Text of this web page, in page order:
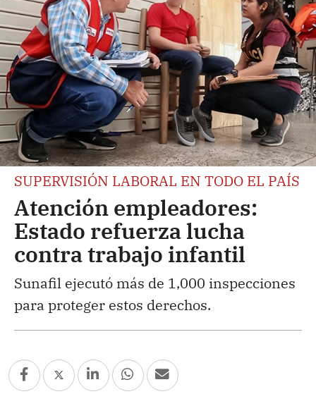
SUPERVISIÓN LABORAL EN TODO EL PAÍS
Atención empleadores:
Estado refuerza lucha
contra trabajo infantil
Sunafil ejecutó más de 1,000 inspecciones
para proteger estos derechos.